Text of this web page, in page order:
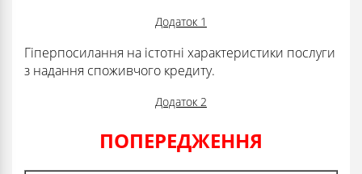
Додаток 1
Гіперпосилання на істотні характеристики послуги
з надання споживчого кредиту.
Додаток 2
ПОПЕРЕДЖЕННЯ